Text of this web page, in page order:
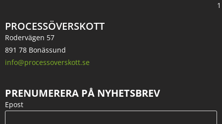
PROCESSÖVERSKOTT
Rodervägen 57
891 78 Bonässund
info@processoverskott.se
1
PRENUMERERA PÅ NYHETSBREV
Epost